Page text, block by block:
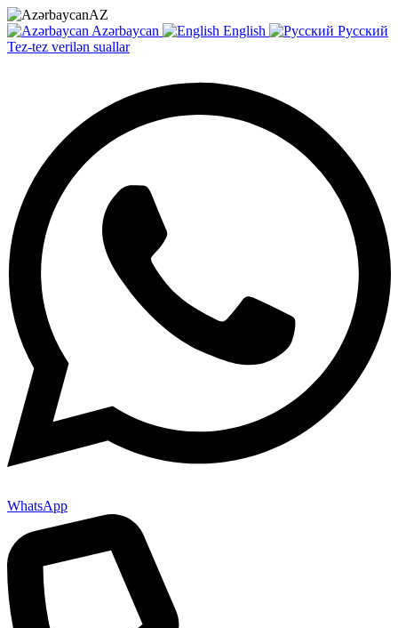
AZ
Azərbaycan
English
Русский
Tez-tez verilən suallar
WhatsApp